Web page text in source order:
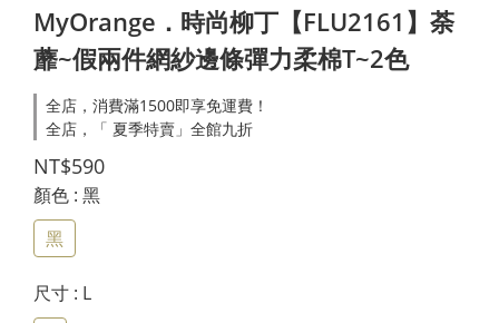
MyOrange．時尚柳丁【FLU2161】荼
蘼~假兩件網紗邊條彈力柔棉T~2色
全店，消費滿1500即享免運費！
全店，「 夏季特賣」全館九折
NT$590
顏色 : 黑
黑
尺寸 : L